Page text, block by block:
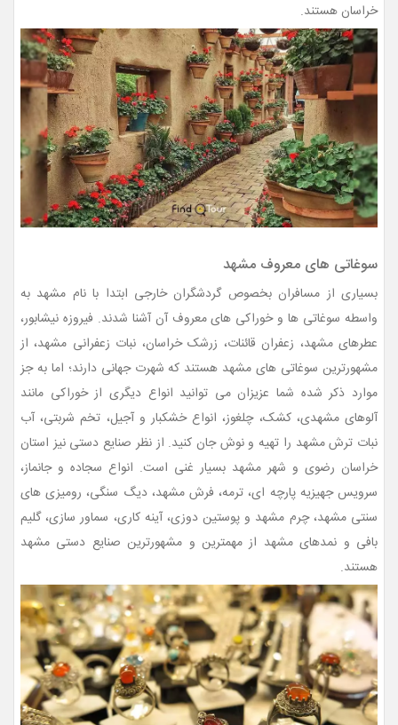
خراسان هستند.
سوغاتی های معروف مشهد
بسیاری از مسافران بخصوص گردشگران خارجی ابتدا با نام مشهد به
واسطه سوغاتی ها و خوراکی های معروف آن آشنا شدند. فیروزه نیشابور،
عطرهای مشهد، زعفران قائنات، زرشک خراسان، نبات زعفرانی مشهد، از
مشهورترین سوغاتی های مشهد هستند که شهرت جهانی دارند؛ اما به جز
موارد ذکر شده شما عزیزان می توانید انواع دیگری از خوراکی مانند
آلوهای مشهدی، کشک، چلغوز، انواع خشکبار و آجیل، تخم شربتی، آب
نبات ترش مشهد را تهیه و نوش جان کنید. از نظر صنایع دستی نیز استان
خراسان رضوی و شهر مشهد بسیار غنی است. انواع سجاده و جانماز،
سرویس جهیزیه پارچه ای، ترمه، فرش مشهد، دیگ سنگی، رومیزی های
سنتی مشهد، چرم مشهد و پوستین دوزی، آینه کاری، سماور سازی، گلیم
بافی و نمدهای مشهد از مهمترین و مشهورترین صنایع دستی مشهد
هستند.